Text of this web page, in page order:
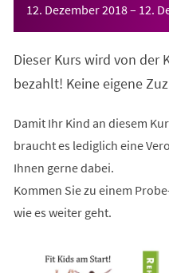
12. Dezember 2018– 12.
Dieser Kurs wird von der
bezahlt! Keine eigene
Damit Ihr Kind an diesem
braucht es lediglich eine
Ihnen gerne dabei.
Kommen Sie zu einem
wie es weiter geht.